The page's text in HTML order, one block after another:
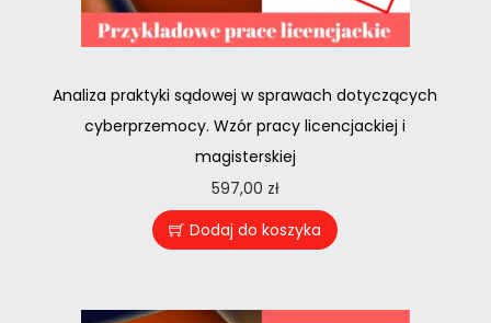
Analiza praktyki sądowej w sprawach dotyczących
cyberprzemocy. Wzór pracy licencjackiej i
magisterskiej
597,00 zł
Dodaj do koszyka